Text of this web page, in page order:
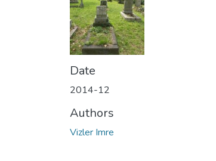
Date
2014-12
Authors
Vizler Imre